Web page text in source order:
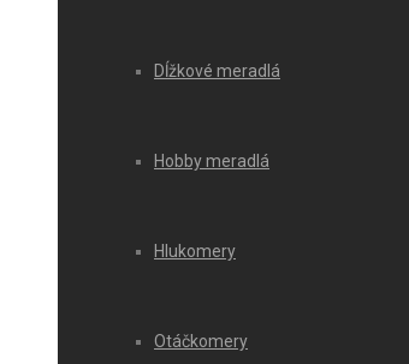
Dĺžkové meradlá
Hobby meradlá
Hlukomery
Otáčkomery